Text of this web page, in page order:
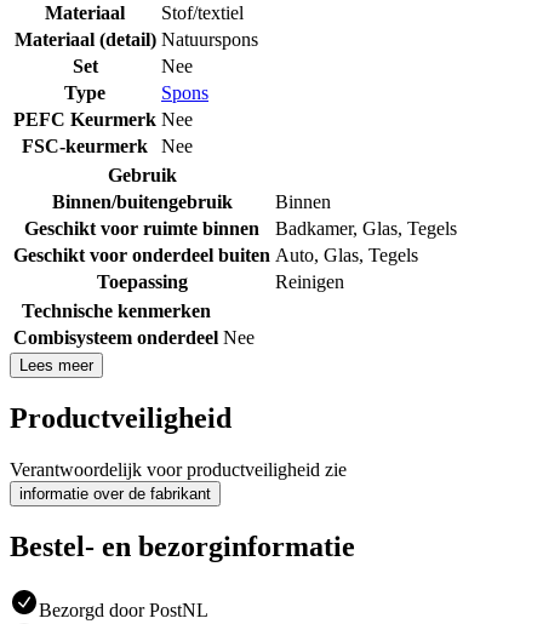
Materiaal
Stof/textiel
Materiaal (detail) Natuurspons
Set
Nee
Type
Spons
PEFC Keurmerk Nee
FSC-keurmerk
Nee
Gebruik
Binnen/buitengebruik
Binnen
Geschikt voor ruimte binnen
Badkamer, Glas, Tegels
Geschikt voor onderdeel buiten Auto, Glas, Tegels
Toepassing
Reinigen
Technische kenmerken
Combisysteem onderdeel Nee
Lees meer
Productveiligheid
Verantwoordelijk voor productveiligheid zie
informatie over de fabrikant
Bestel- en bezorginformatie
Bezorgd door PostNL